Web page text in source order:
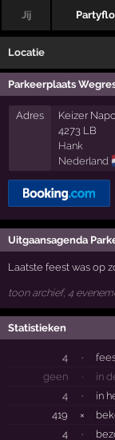
Jij
Locatie
Parkeerplaats
Adres
Keizer
4273 LB
Hank
Nederland
Uitgaansagenda
Laatste feest was op
toon archief, 4
Statistieken
4 ·
geen
·
in
4
·
in
419
×
4
·